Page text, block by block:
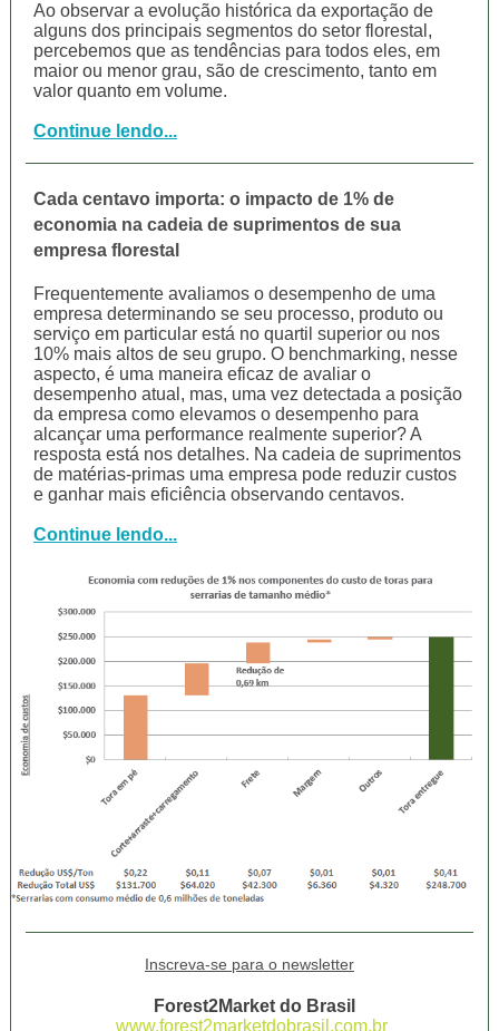
Ao observar a evolução histórica da exportação de
alguns dos principais segmentos do setor florestal,
percebemos que as tendências para todos eles, em
maior ou menor grau, são de crescimento, tanto em
valor quanto em volume.
Continue lendo...
Cada centavo importa: o impacto de 1% de
economia na cadeia de suprimentos de sua
empresa florestal
Frequentemente avaliamos o desempenho de uma
empresa determinando se seu processo, produto ou
serviço em particular está no quartil superior ou nos
10% mais altos de seu grupo. O benchmarking, nesse
aspecto, é uma maneira eficaz de avaliar o
desempenho atual, mas, uma vez detectada a posição
da empresa como elevamos o desempenho para
alcançar uma performance realmente superior? A
resposta está nos detalhes. Na cadeia de suprimentos
de matérias-primas uma empresa pode reduzir custos
e ganhar mais eficiência observando centavos.
Continue lendo...
Inscreva-se para o newsletter
Forest2Market do Brasil
www.forest2marketdobrasil.com.br